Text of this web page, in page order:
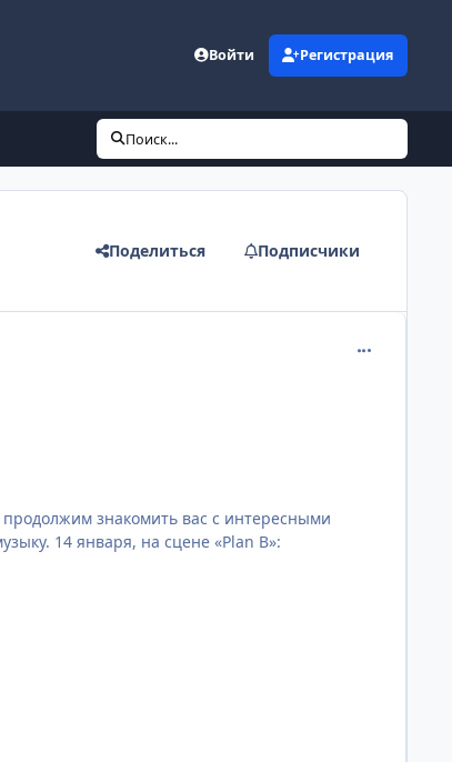
Войти Регистрация
Поиск...
Поделиться Подписчики
знакомить вас с интересными
14 января, на сцене «Plan B»: